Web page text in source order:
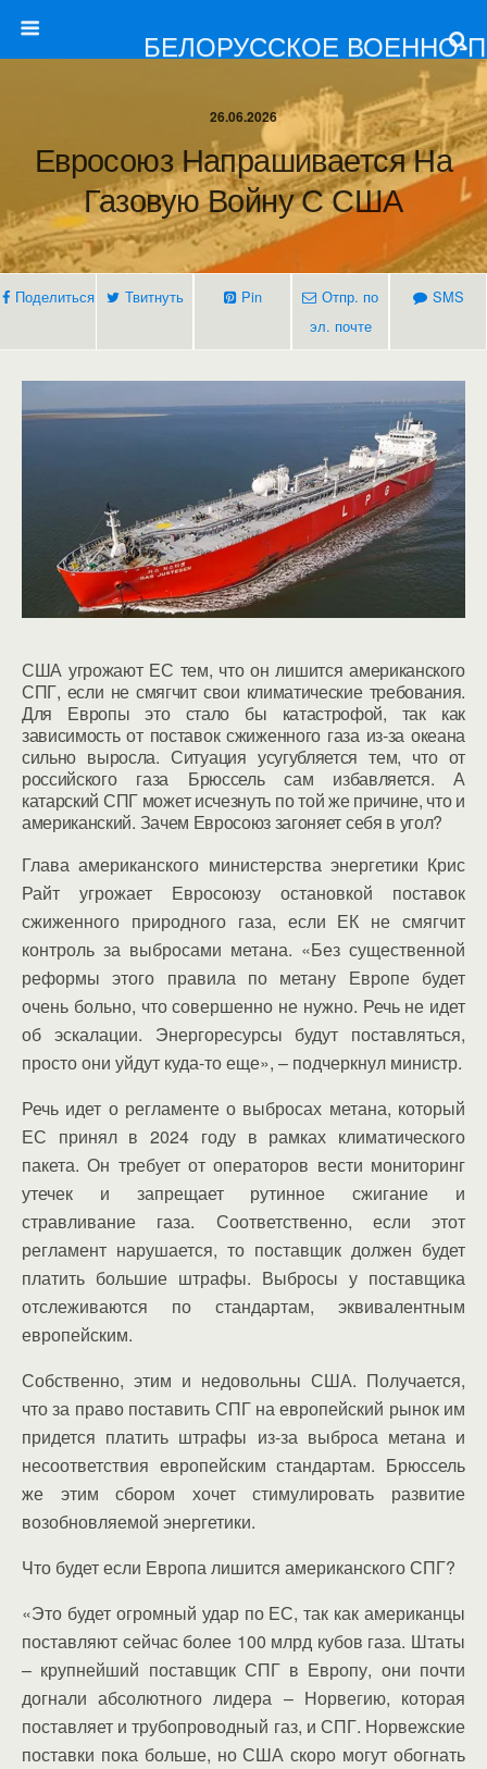
БЕЛОРУССКОЕ ВОЕННО-
26.06.2026
Евросоюз Напрашивается На
Газовую Войну С США
Поделиться Твитнуть Pin
Отпр. по
эл. почте
SMS
США угрожают ЕС тем, что он лишится американского
СПГ, если не смягчит свои климатические требования.
Для Европы это стало бы катастрофой, так как
зависимость от поставок сжиженного газа из-за океана
сильно выросла. Ситуация усугубляется тем, что от
российского газа Брюссель сам избавляется. А
катарский СПГ может исчезнуть по той же причине, что и
американский. Зачем Евросоюз загоняет себя в угол?
Глава американского министерства энергетики Крис
Райт угрожает Евросоюзу остановкой поставок
сжиженного природного газа, если ЕК не смягчит
контроль за выбросами метана. «Без существенной
реформы этого правила по метану Европе будет
очень больно, что совершенно не нужно. Речь не идет
об эскалации. Энергоресурсы будут поставляться,
просто они уйдут куда-то еще», – подчеркнул министр.
Речь идет о регламенте о выбросах метана, который
ЕС принял в 2024 году в рамках климатического
пакета. Он требует от операторов вести мониторинг
утечек и запрещает рутинное сжигание и
стравливание газа. Соответственно, если этот
регламент нарушается, то поставщик должен будет
платить большие штрафы. Выбросы у поставщика
отслеживаются по стандартам, эквивалентным
европейским.
Собственно, этим и недовольны США. Получается,
что за право поставить СПГ на европейский рынок им
придется платить штрафы из-за выброса метана и
несоответствия европейским стандартам. Брюссель
же этим сбором хочет стимулировать развитие
возобновляемой энергетики.
Что будет если Европа лишится американского СПГ?
«Это будет огромный удар по ЕС, так как американцы
поставляют сейчас более 100 млрд кубов газа. Штаты
– крупнейший поставщик СПГ в Европу, они почти
догнали абсолютного лидера – Норвегию, которая
поставляет и трубопроводный газ, и СПГ. Норвежские
поставки пока больше, но США скоро могут обогнать